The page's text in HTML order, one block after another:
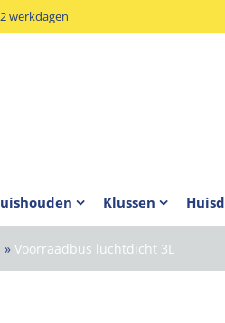
werkdagen
Klussen
» Voorraadbus luchtdicht 3L